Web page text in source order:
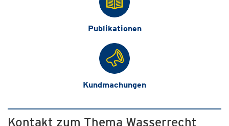
Publikationen
Kundmachungen
Kontakt zum Thema Wasserrecht